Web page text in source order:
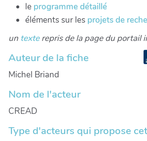
le programme détaillé
éléments sur les projets de
un texterepris de la page du portail
Auteur de la fiche
Michel Briand
Nom de l'acteur
CREAD
Type d'acteurs qui propose